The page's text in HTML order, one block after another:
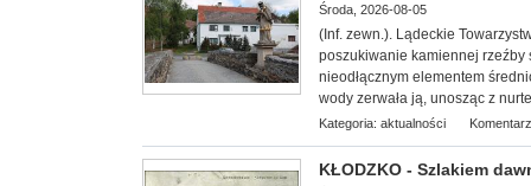
Środa, 2026-08-05
(Inf. zewn.). Lądeckie Towarzy
poszukiwanie kamiennej rzeźby
nieodłącznym elementem
wody zerwała ją, unosząc z
Kategoria: aktualności
KŁODZKO - Szlakiem